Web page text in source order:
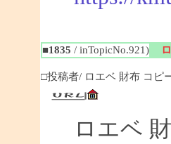
■1835 / inTopicNo.921)
□投稿者/ ロエベ 財布 コピ
ロエベ